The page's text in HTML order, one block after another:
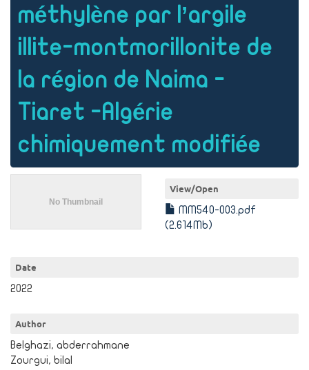
méthylène par l’argile
illite-montmorillonite de
la région de Naima -
Tiaret -Algérie
chimiquement modifiée
View/Open
MM540-003.pdf
(2.614Mb)
Date
2022
Author
Belghazi, abderrahmane
Zourgui, bilal